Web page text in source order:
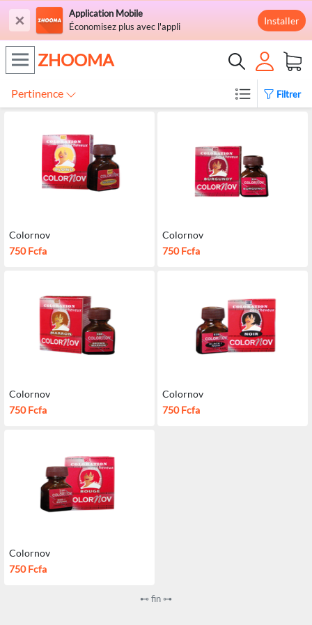
×
Application Mobile
Économisez plus avec l'appli
Installer
ZHOOMA
Pertinence Filtrer
Colornov
750 Fcfa
Colornov
750 Fcfa
Colornov
750 Fcfa
Colornov
750 Fcfa
Colornov
750 Fcfa
⊷ fin ⊶